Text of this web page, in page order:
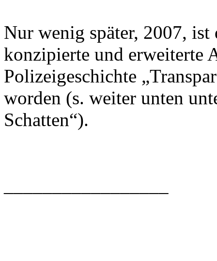
Nur wenig später, 2007,
konzipierte und erweiterte
Polizeigeschichte
worden (s. weiter unten
Schatten“).